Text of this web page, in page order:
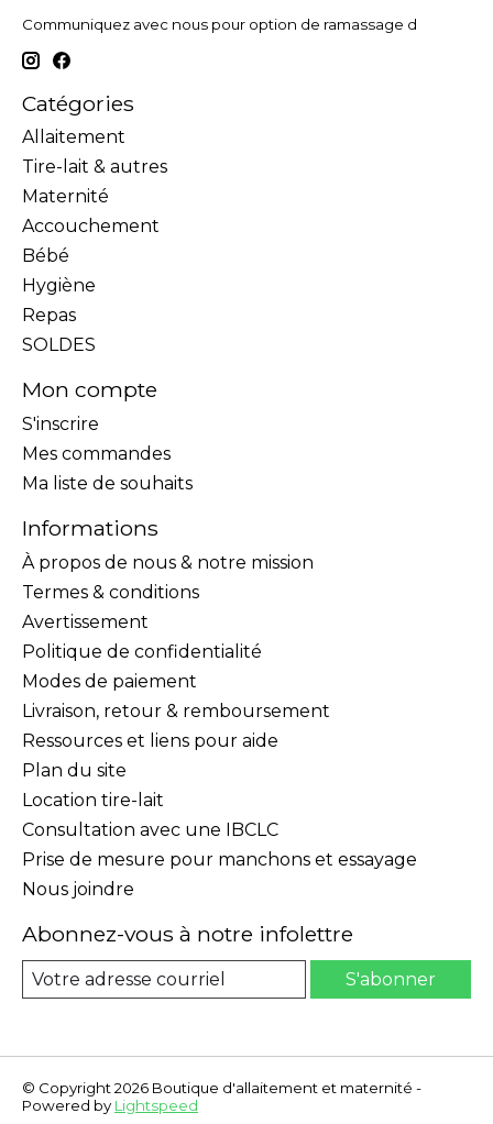
Communiquez avec nous pour option de ramassage d
Catégories
Allaitement
Tire-lait & autres
Maternité
Accouchement
Bébé
Hygiène
Repas
SOLDES
Mon compte
S'inscrire
Mes commandes
Ma liste de souhaits
Informations
À propos de nous & notre mission
Termes & conditions
Avertissement
Politique de confidentialité
Modes de paiement
Livraison, retour & remboursement
Ressources et liens pour aide
Plan du site
Location tire-lait
Consultation avec une IBCLC
Prise de mesure pour manchons et essayage
Nous joindre
Abonnez-vous à notre infolettre
S'abonner
© Copyright 2026 Boutique d'allaitement et maternité -
Powered by Lightspeed